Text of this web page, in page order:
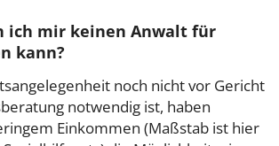
ich mir keinen Anwalt für
kann?
noch nicht vor Gericht
notwendig ist, haben
Einkommen (Maßstab ist hier